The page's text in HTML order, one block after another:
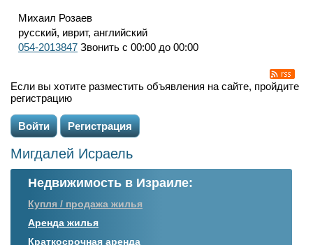
Михаил Розаев
русский, иврит, английский
054-2013847 Звонить с 00:00 до 00:00
Если вы хотите разместить объявления на сайте, пройдите
регистрацию
Войти Регистрация
Мигдалей Исраель
Недвижимость в Израиле:
Купля / продажа жилья
Аренда жилья
Краткосрочная аренда